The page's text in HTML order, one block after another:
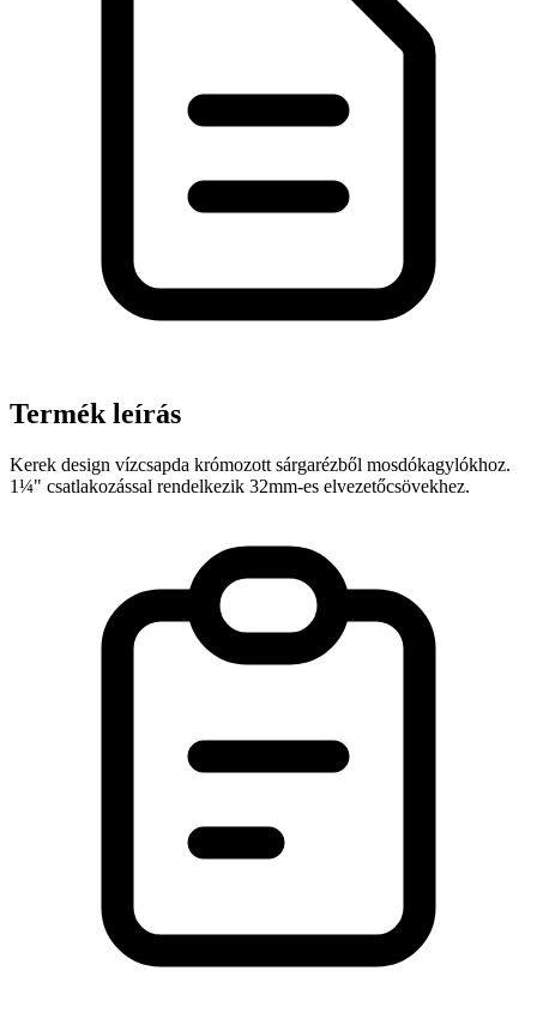
Termék leírás
Kerek design vízcsapda krómozott sárgarézből mosdókagylókhoz.
1¼" csatlakozással rendelkezik 32mm-es elvezetőcsövekhez.